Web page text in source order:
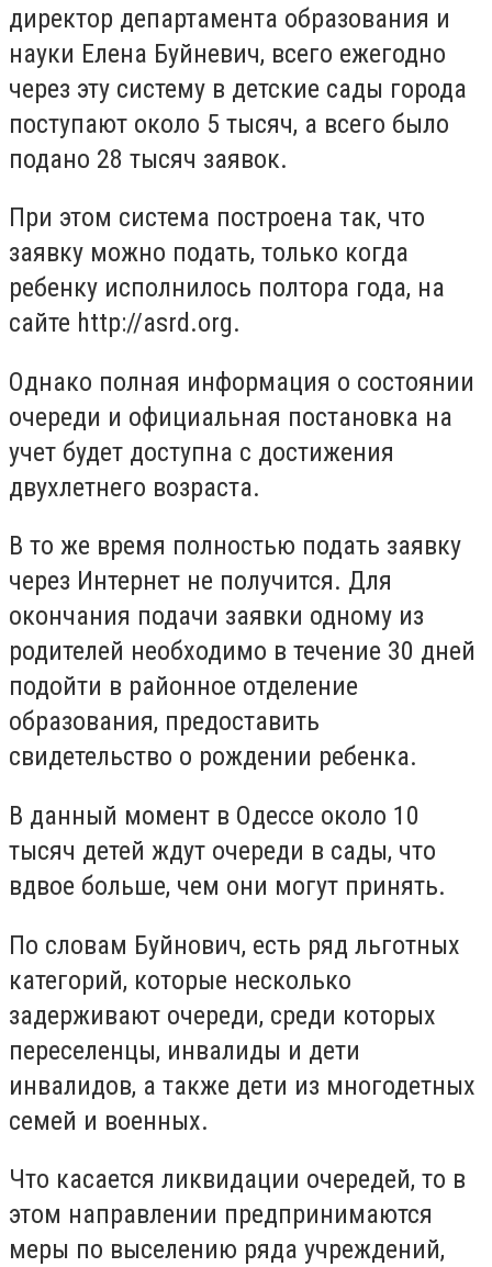
директор департамента образования и
науки Елена Буйневич, всего ежегодно
через эту систему в детские сады города
поступают около 5 тысяч, а всего было
подано 28 тысяч заявок.
При этом система построена так, что
заявку можно подать, только когда
ребенку исполнилось полтора года, на
сайте http://asrd.org.
Однако полная информация о состоянии
очереди и официальная постановка на
учет будет доступна с достижения
двухлетнего возраста.
В то же время полностью подать заявку
через Интернет не получится. Для
окончания подачи заявки одному из
родителей необходимо в течение 30 дней
подойти в районное отделение
образования, предоставить
свидетельство о рождении ребенка.
В данный момент в Одессе около 10
тысяч детей ждут очереди в сады, что
вдвое больше, чем они могут принять.
По словам Буйнович, есть ряд льготных
категорий, которые несколько
задерживают очереди, среди которых
переселенцы, инвалиды и дети
инвалидов, а также дети из многодетных
семей и военных.
Что касается ликвидации очередей, то в
этом направлении предпринимаются
меры по выселению ряда учреждений,